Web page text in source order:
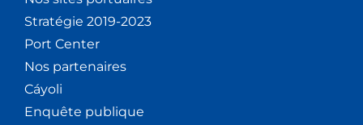
Stratégie 2019-2023
Port Center
Nos partenaires
Cáyoli
Enquête publique